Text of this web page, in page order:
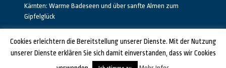
Kärnten: Warme Badeseen und über sanfte Almen zum
Gipfelglück
GESTALTET UND PROGRAMMIERT VON ALBERTO & FRANZ BEI LUCID.BERLIN
Cookies erleichtern die Bereitstellung unserer Dienste. Mit der Nutzung
unserer Dienste erklären Sie sich damit einverstanden, dass wir Cookies